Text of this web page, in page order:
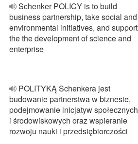
Schenker POLICY is to build
business partnership, take social and
environmental initiatives, and support
the the development of science and
enterprise
POLITYKĄ Schenkera jest
budowanie partnerstwa w biznesie,
podejmowanie inicjatyw społecznych
i środowiskowych oraz wspieranie
rozwoju nauki i przedsiębiorczości